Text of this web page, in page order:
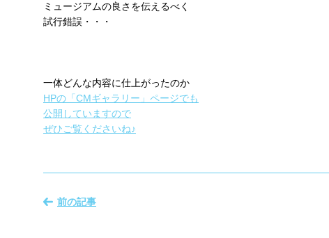
ミュージアムの良さを伝えるべく
試行錯誤・・・
一体どんな内容に仕上がったのか
HPの「CMギャラリー」ページでも
公開していますので
ぜひご覧くださいね♪
前の記事